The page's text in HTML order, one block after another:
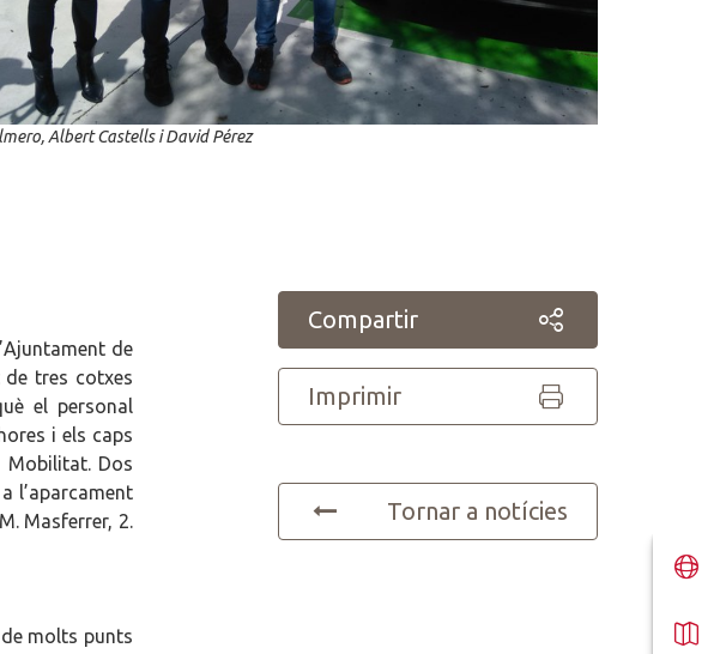
Albert Castells i David Pérez
de
tres cotxes
el personal
i els caps
Mobilitat. Dos
l’aparcament
Masferrer, 2.
molts punts
Compartir
Imprimir
Tornar a notícies